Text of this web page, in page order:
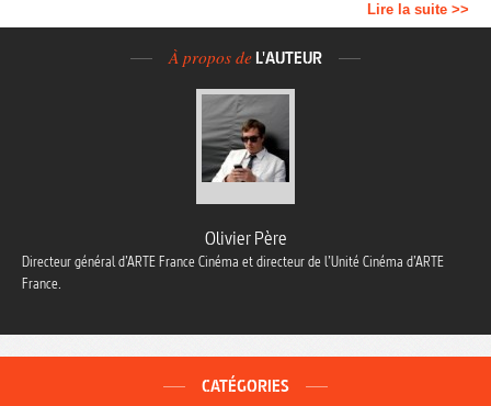
Lire la suite >>
À propos de L'AUTEUR
Olivier Père
Directeur général d’ARTE France Cinéma et directeur de l’Unité Cinéma d’ARTE
France.
CATÉGORIES